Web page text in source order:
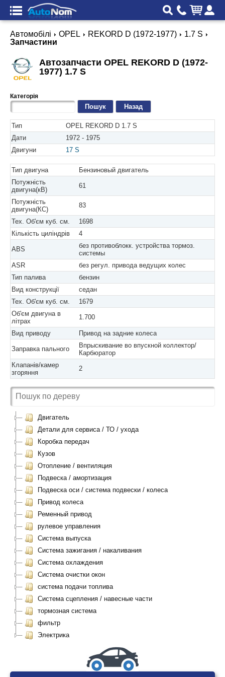
Автомобілі OPEL REKORD D (1972-1977)
1.7 S
Запчастини
Автозапчасти OPEL REKORD D (1972-
1977) 1.7 S
Категорія
Назад
Тип
OPEL REKORD D 1.7 S
Дати
1972 - 1975
Двигуни
17 S
Тип двигуна
Бензиновый двигатель
Потужність
двигуна(кВ)
61
Потужність
двигуна(КС)
83
Тех. Об'єм куб. см.
1698
Кількість циліндрів
4
ABS
без противоблокк. устройства тормоз.
системы
ASR
без регул. привода ведущих колес
Тип палива
бензин
Вид конструкції
седан
Тех. Об'єм куб. см.
1679
Об'єм двигуна в
літрах
1.700
Вид приводу Привод на задние колеса
Заправка пального
Впрыскивание во впускной коллектор/
Карбюратор
Клапанів/камер
згоряння
2
Двигатель
Детали для сервиса / ТО / ухода
Коробка передач
Кузов
Отопление / вентиляция
Подвеска / амортизация
Подвеска оси / система подвески / колеса
Привод колеса
Ременный привод
рулевое управления
Система выпуска
Система зажигания / накаливания
Система охлаждения
Система очистки окон
система подачи топлива
Система сцепления / навесные части
тормозная система
фильтр
Электрика